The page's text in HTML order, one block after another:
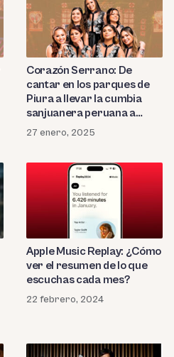
Corazón Serrano: De
cantar en los parques de
Piura a llevar la cumbia
sanjuanera peruana a
Europa y EE.UU.
27 enero, 2025
Apple Music Replay: ¿Cómo
ver el resumen de lo que
escuchas cada mes?
22 febrero, 2024